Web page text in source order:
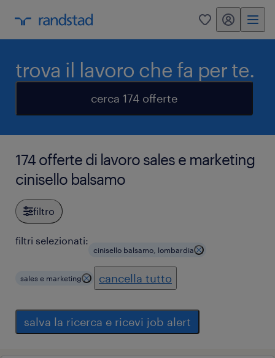
0 my randstad
trova il lavoro che fa per te.
cerca 174 offerte
174 offerte di lavoro sales e marketing
cinisello balsamo
filtro
filtri selezionati:
cinisello balsamo, lombardia
sales e marketing cancella tutto
salva la ricerca e ricevi job alert